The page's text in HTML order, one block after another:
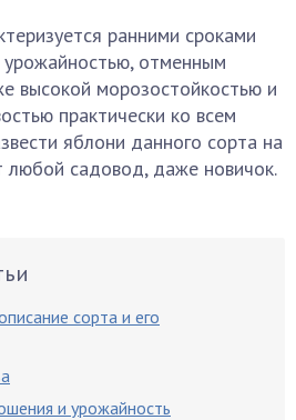
ранними сроками
урожайностью, отменным
высокой морозостойкостью и
практически ко всем
яблони данного сорта на
любой садовод, даже новичок.
сорта и его
и урожайность